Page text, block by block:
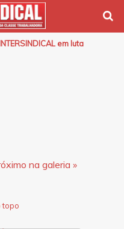
em luta
na galeria »
topo